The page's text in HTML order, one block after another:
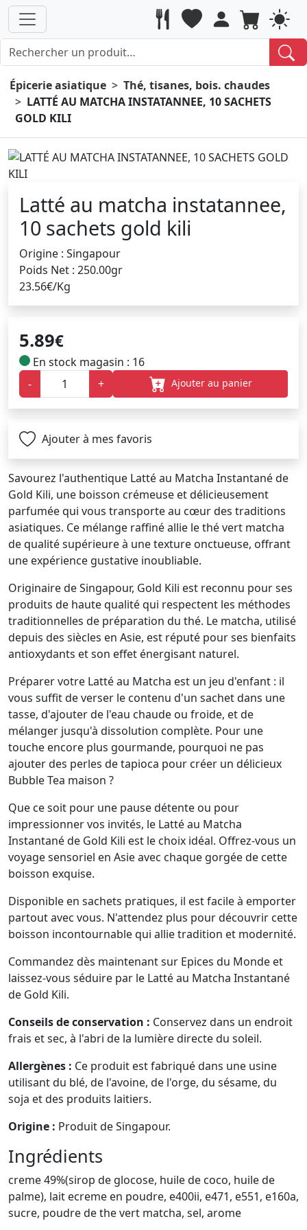
Épicerie asiatique
Thé, tisanes, bois. chaudes
LATTÉ AU MATCHA INSTATANNEE, 10 SACHETS
GOLD KILI
Latté au matcha instatannee,
10 sachets gold kili
Origine : Singapour
Poids Net : 250.00gr
23.56€/Kg
5.89€
En stock magasin : 16
-
+ Ajouter au panier
Ajouter à mes favoris
Savourez l'authentique Latté au Matcha Instantané de
Gold Kili, une boisson crémeuse et délicieusement
parfumée qui vous transporte au cœur des traditions
asiatiques. Ce mélange raffiné allie le thé vert matcha
de qualité supérieure à une texture onctueuse, offrant
une expérience gustative inoubliable.
Originaire de Singapour, Gold Kili est reconnu pour ses
produits de haute qualité qui respectent les méthodes
traditionnelles de préparation du thé. Le matcha, utilisé
depuis des siècles en Asie, est réputé pour ses bienfaits
antioxydants et son effet énergisant naturel.
Préparer votre Latté au Matcha est un jeu d'enfant : il
vous suffit de verser le contenu d'un sachet dans une
tasse, d'ajouter de l'eau chaude ou froide, et de
mélanger jusqu'à dissolution complète. Pour une
touche encore plus gourmande, pourquoi ne pas
ajouter des perles de tapioca pour créer un délicieux
Bubble Tea maison ?
Que ce soit pour une pause détente ou pour
impressionner vos invités, le Latté au Matcha
Instantané de Gold Kili est le choix idéal. Offrez-vous un
voyage sensoriel en Asie avec chaque gorgée de cette
boisson exquise.
Disponible en sachets pratiques, il est facile à emporter
partout avec vous. N'attendez plus pour découvrir cette
boisson incontournable qui allie tradition et modernité.
Commandez dès maintenant sur Epices du Monde et
laissez-vous séduire par le Latté au Matcha Instantané
de Gold Kili.
Conseils de conservation : Conservez dans un endroit
frais et sec, à l'abri de la lumière directe du soleil.
Allergènes : Ce produit est fabriqué dans une usine
utilisant du blé, de l'avoine, de l'orge, du sésame, du
soja et des produits laitiers.
Origine : Produit de Singapour.
Ingrédients
creme 49%(sirop de glocose, huile de coco, huile de
palme), lait ecreme en poudre, e400ii, e471, e551, e160a,
sucre, poudre de the vert matcha, sel, arome